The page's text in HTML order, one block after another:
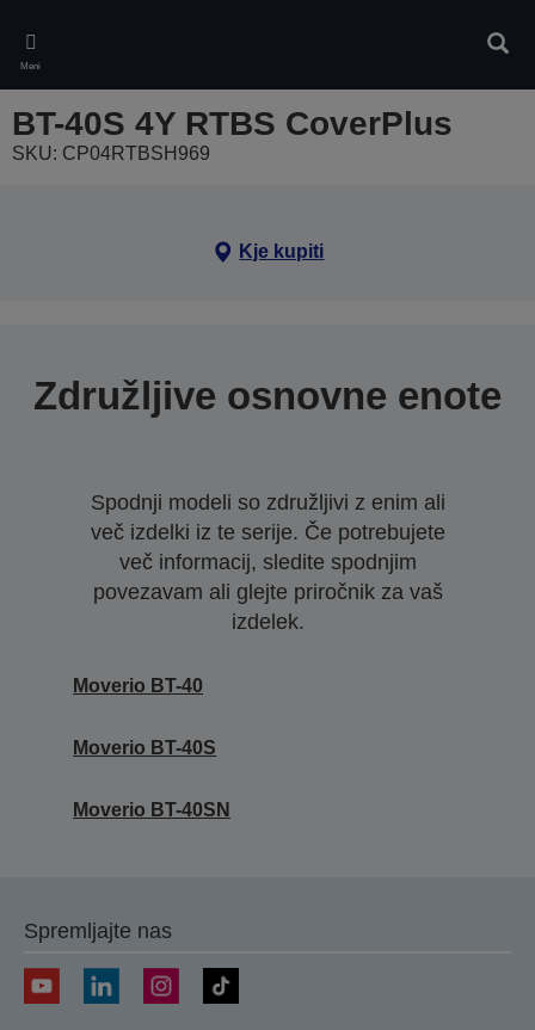
main
content
Meni
BT-40S 4Y RTBS CoverPlus
SKU: CP04RTBSH969
Kje kupiti
Združljive osnovne enote
Spodnji modeli so združljivi z enim ali
več izdelki iz te serije. Če potrebujete
več informacij, sledite spodnjim
povezavam ali glejte priročnik za vaš
izdelek.
Moverio BT-40
Moverio BT-40S
Moverio BT-40SN
Spremljajte nas